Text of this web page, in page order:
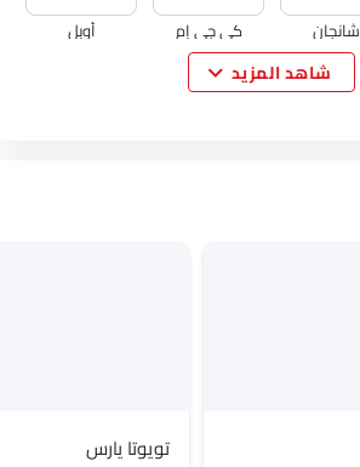
شانجان كي جي إم أوبل
شاهد المزيد
تويوتا يارس